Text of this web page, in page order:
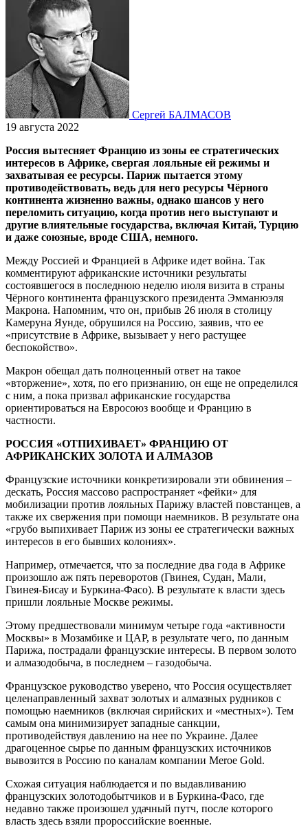
Сергей БАЛМАСОВ
19 августа 2022
Россия вытесняет Францию из зоны ее стратегических
интересов в Африке, свергая лояльные ей режимы и
захватывая ее ресурсы. Париж пытается этому
противодействовать, ведь для него ресурсы Чёрного
континента жизненно важны, однако шансов у него
переломить ситуацию, когда против него выступают и
другие влиятельные государства, включая Китай, Турцию
и даже союзные, вроде США, немного.
Между Россией и Францией в Африке идет война. Так
комментируют африканские источники результаты
состоявшегося в последнюю неделю июля визита в страны
Чёрного континента французского президента Эмманюэля
Макрона. Напомним, что он, прибыв 26 июля в столицу
Камеруна Яунде, обрушился на Россию, заявив, что ее
«присутствие в Африке, вызывает у него растущее
беспокойство».
Макрон обещал дать полноценный ответ на такое
«вторжение», хотя, по его признанию, он еще не определился
с ним, а пока призвал африканские государства
ориентироваться на Евросоюз вообще и Францию в
частности.
РОССИЯ «ОТПИХИВАЕТ» ФРАНЦИЮ ОТ
АФРИКАНСКИХ ЗОЛОТА И АЛМАЗОВ
Французские источники конкретизировали эти обвинения –
дескать, Россия массово распространяет «фейки» для
мобилизации против лояльных Парижу властей повстанцев, а
также их свержения при помощи наемников. В результате она
«грубо выпихивает Париж из зоны ее стратегически важных
интересов в его бывших колониях».
Например, отмечается, что за последние два года в Африке
произошло аж пять переворотов (Гвинея, Судан, Мали,
Гвинея-Бисау и Буркина-Фасо). В результате к власти здесь
пришли лояльные Москве режимы.
Этому предшествовали минимум четыре года «активности
Москвы» в Мозамбике и ЦАР, в результате чего, по данным
Парижа, пострадали французские интересы. В первом золото
и алмазодобыча, в последнем – газодобыча.
Французское руководство уверено, что Россия осуществляет
целенаправленный захват золотых и алмазных рудников с
помощью наемников (включая сирийских и «местных»). Тем
самым она минимизирует западные санкции,
противодействуя давлению на нее по Украине. Далее
драгоценное сырье по данным французских источников
вывозится в Россию по каналам компании Meroe Gold.
Схожая ситуация наблюдается и по выдавливанию
французских золотодобытчиков и в Буркина-Фасо, где
недавно также произошел удачный путч, после которого
власть здесь взяли пророссийские военные.